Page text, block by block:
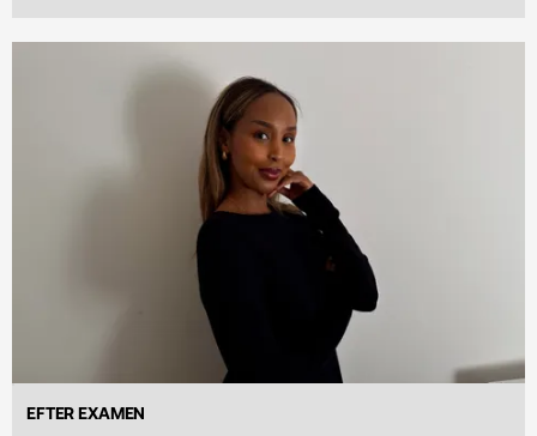
EFTER EXAMEN